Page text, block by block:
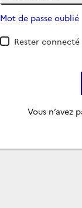
Mot de passe oublié
Rester connecté
Vous n’avez